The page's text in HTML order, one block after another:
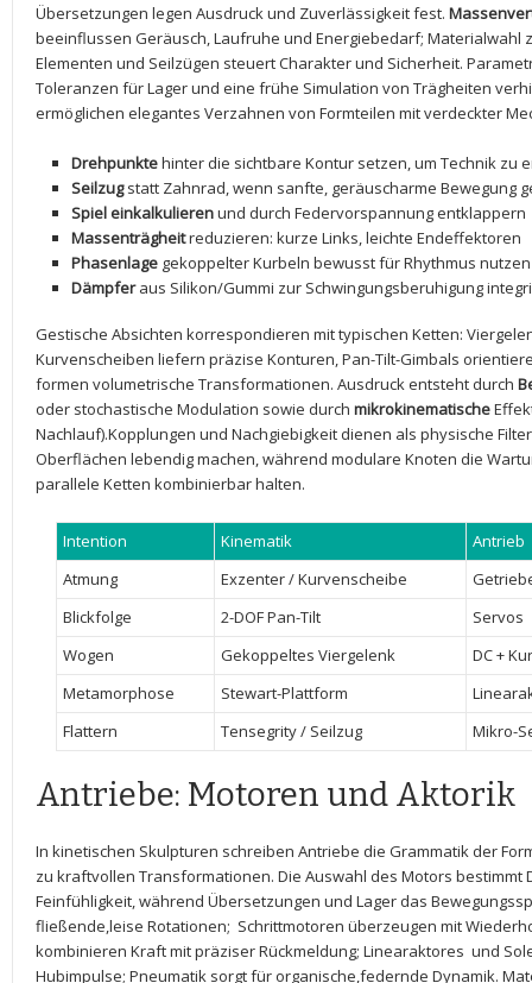
Übersetzungen legen Ausdruck und Zuverlässigkeit fest.
beeinflussen Geräusch, Laufruhe und Energiebedarf;‍ Materialwahl
Elementen‍ und Seilzügen‍ steuert Charakter und Sicherheit.
Toleranzen für Lager und eine frühe Simulation von ⁤Trägheiten
ermöglichen elegantes Verzahnen von⁣ Formteilen ⁢mit verdeckter
Drehpunktehinter die sichtbare Kontur setzen, um Technik zu
Seilzugstatt Zahnrad,⁢ wenn sanfte, geräuscharme Bewegung
Spiel einkalkulierenund durch ‍Federvorspannung entklappern
Massenträgheitreduzieren: kurze Links, leichte Endeffektoren
Phasenlage gekoppelter ⁢Kurbeln bewusst für‌ Rhythmus⁤ nutzen
Dämpferaus Silikon/Gummi zur Schwingungsberuhigung
Gestische Absichten korrespondieren mit typischen Ketten:
Kurvenscheiben liefern präzise Konturen, Pan-Tilt-Gimbals
formen⁤ volumetrische Transformationen. ‍Ausdruck ‌entsteht durch
oder ‌stochastische​ Modulation‌ sowie ‍durch mikrokinematische
Nachlauf).Kopplungen und Nachgiebigkeit dienen als physische
Oberflächen lebendig machen, während ‌modulare Knoten die
parallele Ketten kombinierbar halten.
Intention Kinematik
Antrieb
Atmung
Exzenter / Kurvenscheibe
Blickfolge
2-DOF Pan-Tilt
Servos
Wogen
Gekoppeltes⁣ Viergelenk
DC +
Metamorphose
Stewart-Plattform
Flattern
Tensegrity​ / Seilzug Mikro-
Antriebe:‍ Motoren und ‍Aktorik
In kinetischen Skulpturen schreiben Antriebe die Grammatik der⁢
zu ⁤kraftvollen Transformationen. Die⁤ Auswahl des Motors bestimmt
Feinfühligkeit, während Übersetzungen ⁢und Lager das
fließende,leise Rotationen; ⁢ Schrittmotoren überzeugen mit
kombinieren Kraft mit präziser Rückmeldung; Linearaktores ‍ und
Hubimpulse; Pneumatik sorgt ⁤für organische,federnde ‍Dynamik.